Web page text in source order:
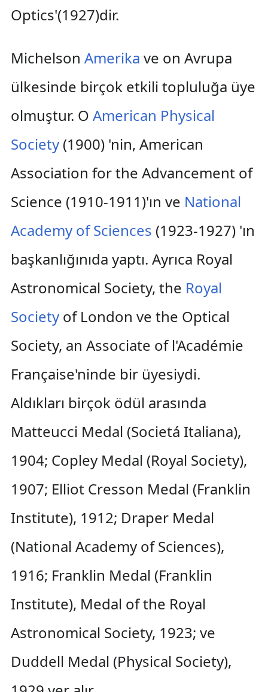
Optics'(1927)dir.
Michelson Amerika ve on Avrupa
ülkesinde birçok etkili topluluğa üye
olmuştur. O American Physical
Society(1900) 'nin, American
Association for the Advancement of
Science (1910-1911)'ın ve National
Academy of Sciences (1923-1927) 'ın
başkanlığınıda yaptı. Ayrıca Royal
Astronomical Society, the Royal
Societyof London ve the Optical
Society, an Associate of l'Académie
Française'ninde bir üyesiydi.
Aldıkları birçok ödül arasında
Matteucci Medal (Societá Italiana),
1904; Copley Medal (Royal Society),
1907; Elliot Cresson Medal (Franklin
Institute), 1912; Draper Medal
(National Academy of Sciences),
1916; Franklin Medal (Franklin
Institute), Medal of the Royal
Astronomical Society, 1923; ve
Duddell Medal (Physical Society),